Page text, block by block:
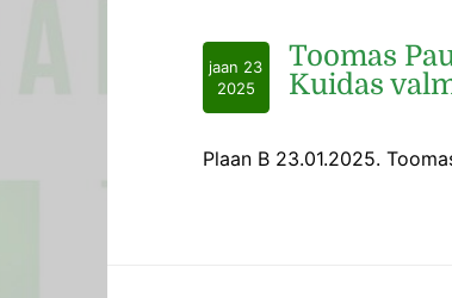
jaan 23
2025
Toomas
Kuidas
Plaan B 23.01.2025.